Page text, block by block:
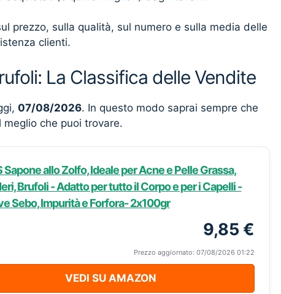
prezzo, sulla qualità, sul numero e sulla media delle
clienti.
La Classifica delle Vendite
07/08/2026. In questo modo saprai sempre che
che puoi trovare.
Sapone allo Zolfo, Ideale per Acne e Pelle Grassa,
Brufoli - Adatto per tutto il Corpo e per i Capelli -
Sebo, Impurità e Forfora- 2x100gr
9,85 €
Prezzo aggiornato: 07/08/2026 01:22
VEDI SU AMAZON